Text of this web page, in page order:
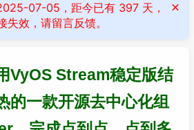
07-05，距今已有 397 天，
效，请留言反馈。
VyOS Stream稳定版结
的一款开源去中心化组